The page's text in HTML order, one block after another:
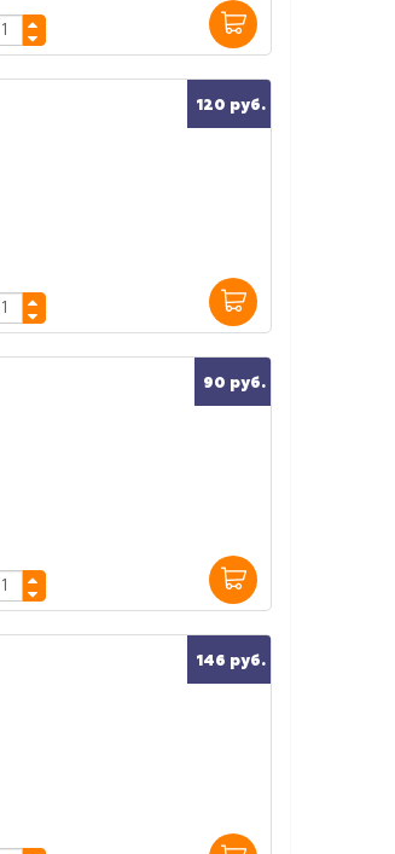
120 руб.
90 руб.
146 руб.